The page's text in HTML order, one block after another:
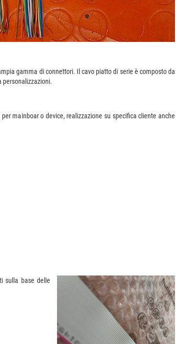
gamma di connettori. Il cavo piatto di serie è composto da
personalizzazioni.
mainboar o device, realizzazione su specifica cliente anche
sulla base delle